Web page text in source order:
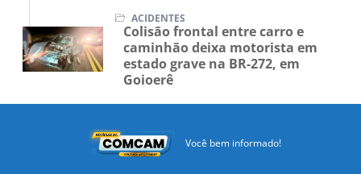
ACIDENTES
Colisão frontal entre carro e
caminhão deixa motorista em
estado grave na BR-272, em
Goioerê
Você bem informado!